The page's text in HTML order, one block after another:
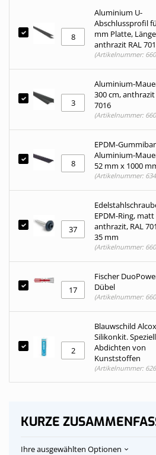
Aluminium U-
Abschlussprofil
mm Platte,
anthrazit RAL
(Artikelnummer:
Aluminium-
300 cm, anthrazit
7016
(Artikelnummer:
EPDM-
Aluminium-
52 mm x 1000
(Artikelnummer:
EPDM-Ring, matt
anthrazit, RAL
35 mm
(Artikelnummer:
Fischer
Dübel
(Artikelnummer:
Blauwschild
Silikonkit.
Abdichten von
Kunststoffen
(Artikelnummer:
KURZE
Ihre ausgewählten Optionen